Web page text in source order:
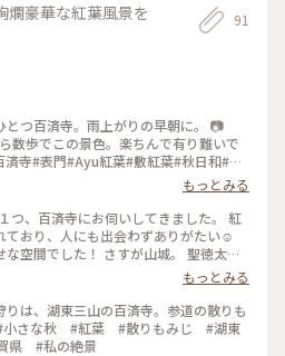
爛豪華な紅葉風景を
91
とつ百済寺。雨上がりの早朝に。 📷
数歩でこの景色。楽ちんで有り難いで
もっとみる
ており、人にも出会わずありがたい☺️
な空間でした！ さすが山城。 聖徳太子
お寺。見晴らし台が途中にあり、交通の
でした。 信長に焼き討ちさ
スによって 天空の楽園 と評されたこち
ない景色でした。 庭園でまった
くれた猫ちゃん🐈 人懐っこくて甘えた
もっとみる
は、湖東三山の百済寺。参道の散りも
県 #私の絶景